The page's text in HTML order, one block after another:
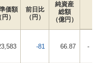
価額
円）
前日比
（円）
純資産
総額
（億円）
-81 66.87 -